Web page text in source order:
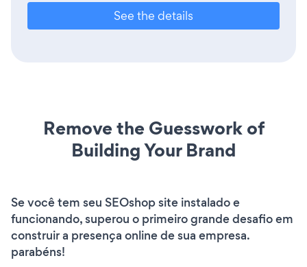
See the details
Remove the Guesswork of
Building Your Brand
Se você tem seu SEOshop site instalado e
funcionando, superou o primeiro grande desafio em
construir a presença online de sua empresa.
parabéns!